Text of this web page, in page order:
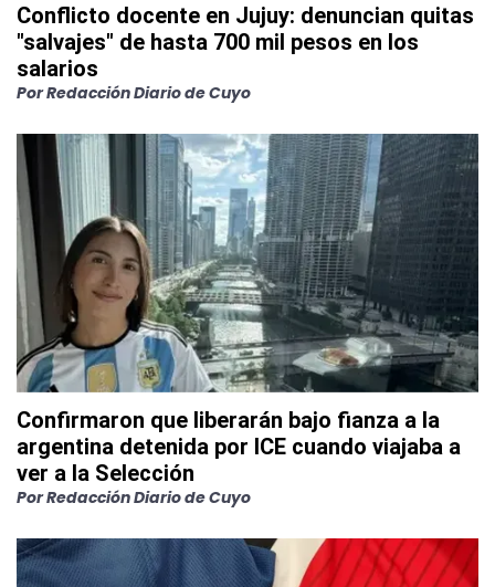
Conflicto docente en Jujuy: denuncian quitas
"salvajes" de hasta 700 mil pesos en los
salarios
PorRedacción Diario de Cuyo
Confirmaron que liberarán bajo fianza a la
argentina detenida por ICE cuando viajaba a
ver a la Selección
PorRedacción Diario de Cuyo